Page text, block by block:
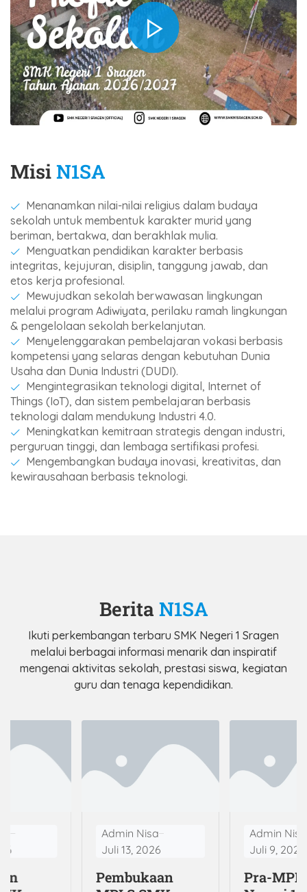
MisiN1SA
Menanamkan nilai-nilai religius dalam budaya
sekolah untuk membentuk karakter murid yang
beriman, bertakwa, dan berakhlak mulia.
Menguatkan pendidikan karakter berbasis
integritas, kejujuran, disiplin, tanggung jawab, dan
etos kerja profesional.
Mewujudkan sekolah berwawasan lingkungan
melalui program Adiwiyata, perilaku ramah lingkungan
& pengelolaan sekolah berkelanjutan.
Menyelenggarakan pembelajaran vokasi berbasis
kompetensi yang selaras dengan kebutuhan Dunia
Usaha dan Dunia Industri (DUDI).
Mengintegrasikan teknologi digital, Internet of
Things (IoT), dan sistem pembelajaran berbasis
teknologi dalam mendukung Industri 4.0.
Meningkatkan kemitraan strategis dengan industri,
perguruan tinggi, dan lembaga sertifikasi profesi.
Mengembangkan budaya inovasi, kreativitas, dan
kewirausahaan berbasis teknologi.
Berita N1SA
Ikuti perkembangan terbaru SMK Negeri 1 Sragen
melalui berbagai informasi menarik dan inspiratif
mengenai aktivitas sekolah, prestasi siswa, kegiatan
guru dan tenaga kependidikan.
Admin Nisa
Juli 13, 2026
Pembukaan
Admin
Juli 9, 2026
Pra-